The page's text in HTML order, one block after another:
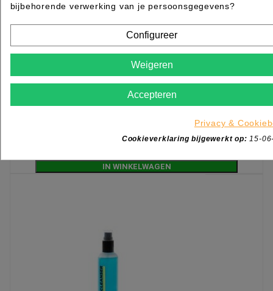
Astonishing Gelosophy 176 Bewitched Blaze
out of 5 stars based on
IN WINKELWAGEN
bijbehorende verwerking van je persoonsgegevens?
Configureer
Weigeren
Accepteren
Privacy &
Cookieverklaring bijgewerkt op: 15-